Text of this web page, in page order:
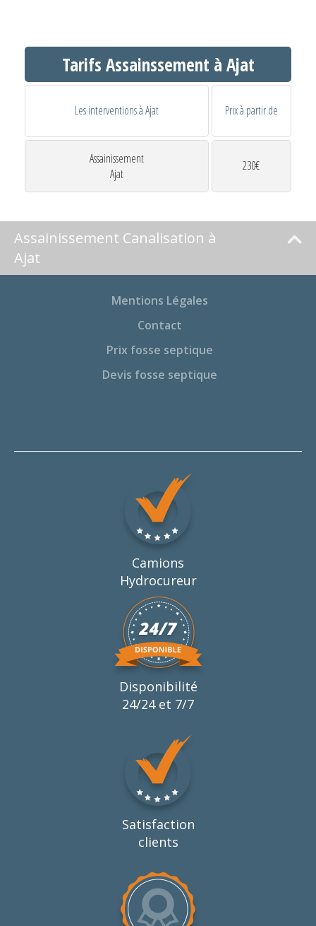
Tarifs Assainssement à Ajat
Les interventions à Ajat Prix à partir de
Assainissement
Ajat
230€
Assainissement Canalisation à
Ajat
Mentions Légales
Contact
Prix fosse septique
Devis fosse septique
Camions
Hydrocureur
Disponibilité
24/24 et 7/7
Satisfaction
clients